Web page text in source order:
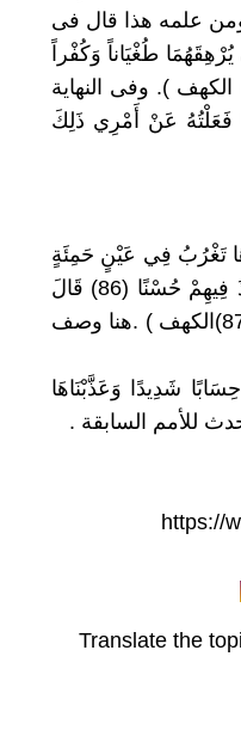
مِنْ لَدُنَّا عِلْماً (65) الكهف ). ومن علمه هذا قال فى
طُغْيَاناً وَكُفْراً
أَنْ يُبْدِلَهُمَا رَبُّهُمَا خَيْراً مِنْهُ زَكَاةً وَأَقْرَبَ رُحْماً (81) الكهف ). وفى النهاية
فَعَلْتُهُ عَنْ أَمْرِي ذَلِكَ
تَغْرُبُ فِي عَيْنٍ حَمِئَةٍ
وَوَجَدَ عِندَهَا قَوْمًا قُلْنَا يَا ذَا الْقَرْنَيْنِ إِمَّا أَن تُعَذِّبَ وَإِمَّا أَن تَتَّخِذَ فِيهِمْ حُسْنًا (86) قَالَ
أَمَّا مَن ظَلَمَ فَسَوْفَ نُعَذِّبُهُ ثُمَّ يُرَدُّ إِلَى رَبِّهِ فَيُعَذِّبُهُ عَذَابًا نُّكْرًا (87)الكهف ) .هنا وصف
شَدِيدًا وَعَذَّبْنَاهَا
https://
Translate the